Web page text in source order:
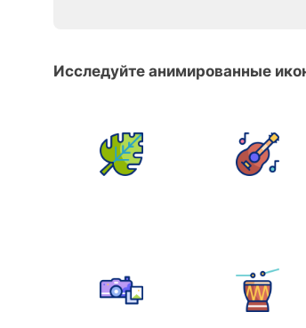
Исследуйте анимированные